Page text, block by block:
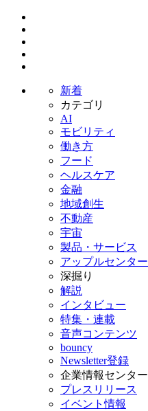
新着
カテゴリ
AI
モビリティ
働き方
フード
ヘルスケア
金融
地域創生
不動産
宇宙
製品・サービス
アップルセンター
深掘り
解説
インタビュー
特集・連載
音声コンテンツ
bouncy
Newsletter登録
企業情報センター
プレスリリース
イベント情報